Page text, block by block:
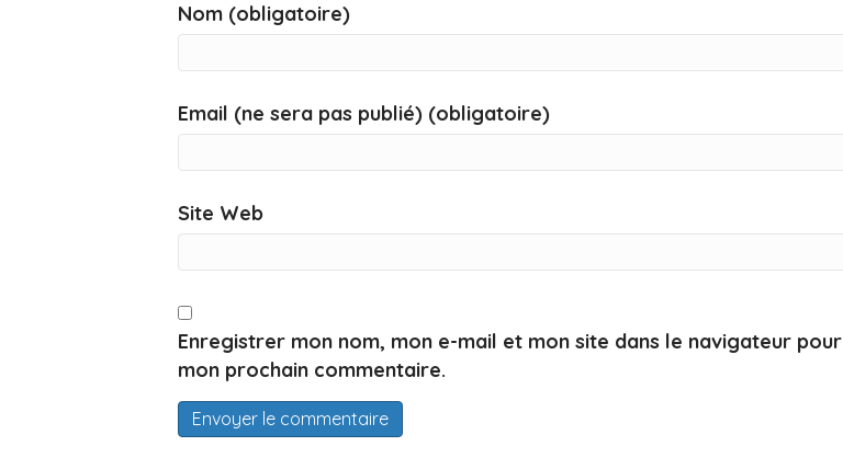
Nom (obligatoire)
Email (ne sera pas publié) (obligatoire)
Site Web
Enregistrer mon nom, mon e-mail et mon site dans le navigateur pour
mon prochain commentaire.